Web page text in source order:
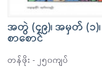
အတွဲ (၄၉)၊ အမှတ် (၁
စာစောင်
တန်ဖိုး - ၂၅၀ကျပ်